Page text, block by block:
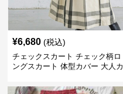
¥6,680 (税込)
チェックスカート チェック柄ロ
ングスカート 体型カバー 大人カ